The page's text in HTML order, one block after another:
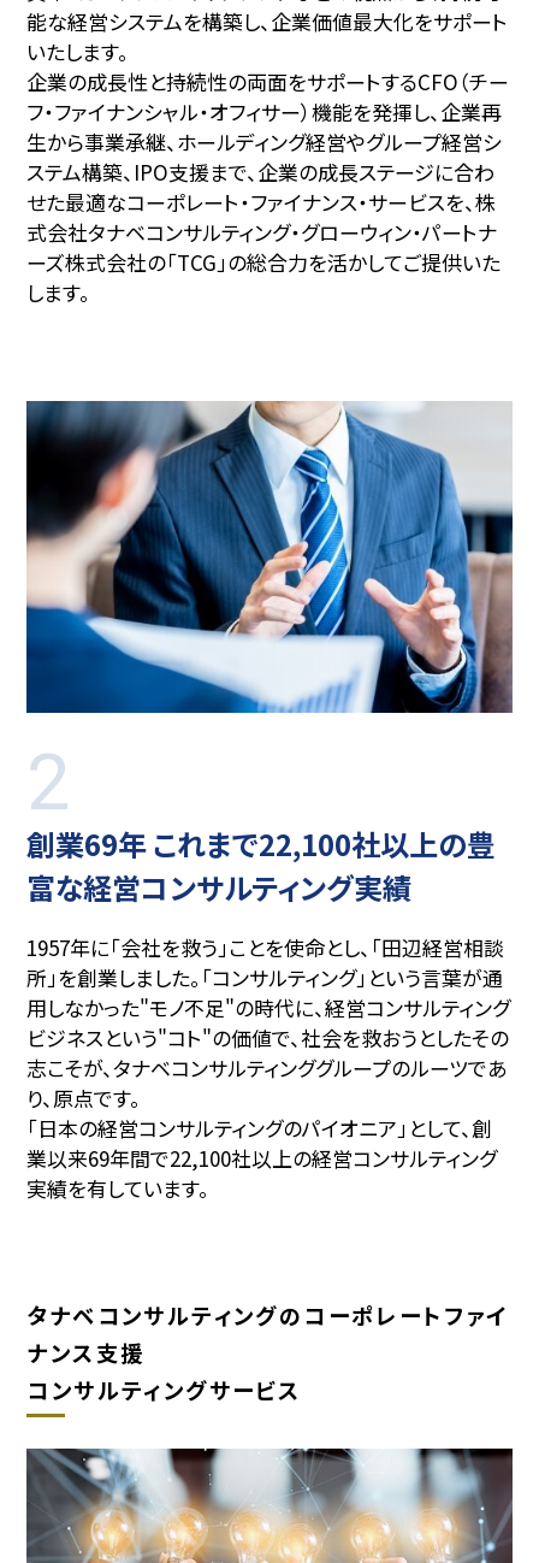
能な経営システムを構築し、企業価値最大化をサポート
いたします。
企業の成長性と持続性の両面をサポートするCFO（チー
フ・ファイナンシャル・オフィサー）機能を発揮し、企業再
生から事業承継、ホールディング経営やグループ経営シ
ステム構築、IPO支援まで、企業の成長ステージに合わ
せた最適なコーポレート・ファイナンス・サービスを、株
式会社タナベコンサルティング・グローウィン・パートナ
ーズ株式会社の「TCG」の総合力を活かしてご提供いた
します。
2
創業69年 これまで22,100社以上の豊
富な経営コンサルティング実績
1957年に「会社を救う」ことを使命とし、「田辺経営相談
所」を創業しました。「コンサルティング」という言葉が通
用しなかった"モノ不足"の時代に、経営コンサルティング
ビジネスという"コト"の価値で、社会を救おうとしたその
志こそが、タナベコンサルティンググループのルーツであ
り、原点です。
「日本の経営コンサルティングのパイオニア」として、創
業以来69年間で22,100社以上の経営コンサルティング
実績を有しています。
タナベコンサルティングのコーポレートファイ
ナンス支援
コンサルティングサービス